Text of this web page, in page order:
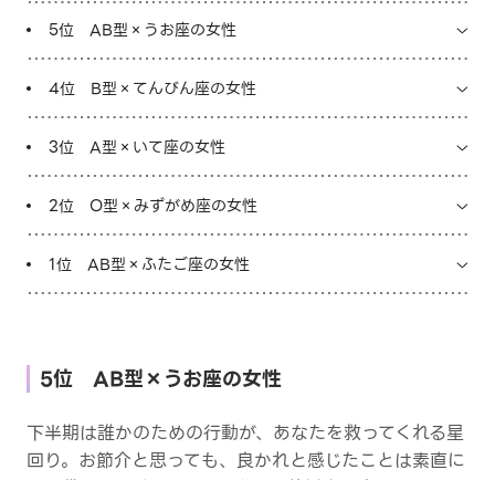
5位 AB型×うお座の女性
4位 B型×てんびん座の女性
3位 A型×いて座の女性
2位 O型×みずがめ座の女性
1位 AB型×ふたご座の女性
5位 AB型×うお座の女性
下半期は誰かのための行動が、あなたを救ってくれる星
回り。お節介と思っても、良かれと感じたことは素直に